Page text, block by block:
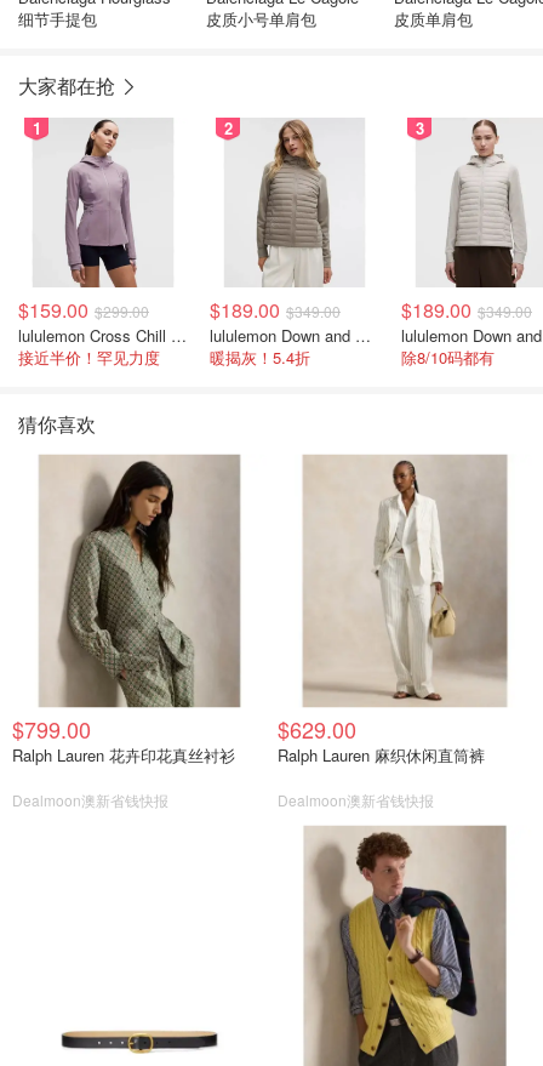
细节手提包
皮质小号单肩包
皮质单肩包
大家都在抢
1
$159.00 $299.00
lululemon Cross Chill 女士运动外套
接近半价！罕见力度
2
$189.00 $349.00
lululemon Down and Around 羽绒夹克
暖揭灰！5.4折
3
$189.00 $349.00
除8/10码都有
猜你喜欢
$799.00
Ralph Lauren 花卉印花真丝衬衫
Dealmoon澳新省钱快报
$629.00
Ralph Lauren 麻织休闲直筒裤
Dealmoon澳新省钱快报